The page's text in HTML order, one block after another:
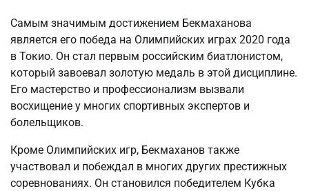
Самым значимым достижением Бекмаханова
является его победа на Олимпийских играх 2020 года
в Токио. Он стал первым российским биатлонистом,
который завоевал золотую медаль в этой дисциплине.
Его мастерство и профессионализм вызвали
восхищение у многих спортивных экспертов и
болельщиков.
Кроме Олимпийских игр, Бекмаханов также
участвовал и побеждал в многих других престижных
соревнованиях. Он становился победителем Кубка